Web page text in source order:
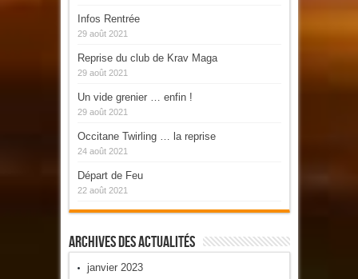
Infos Rentrée
29 août 2021
Reprise du club de Krav Maga
29 août 2021
Un vide grenier … enfin !
29 août 2021
Occitane Twirling … la reprise
24 août 2021
Départ de Feu
22 août 2021
Archives Des Actualités
janvier 2023